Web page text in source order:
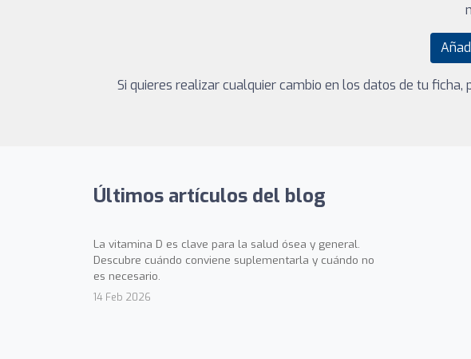
Si quieres realizar cualquier cambio en los datos de tu
Últimos artículos del blog
La vitamina D es clave para la salud ósea y general.
Descubre cuándo conviene suplementarla y cuándo no
es necesario.
14 Feb 2026